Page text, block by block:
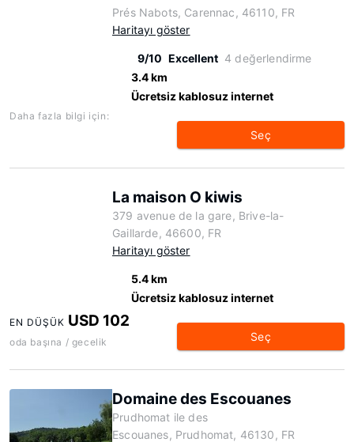
Prés Nabots, Carennac, 46110, FR
Haritayı göster
9/10 Excellent 4 değerlendirme
3.4 km
Ücretsiz kablosuz internet
Daha fazla bilgi için:
Seç
La maison O kiwis
379 avenue de la gare, Brive-la-
Gaillarde, 46600, FR
Haritayı göster
5.4 km
Ücretsiz kablosuz internet
EN DÜŞÜK USD 102
oda başına / gecelik Seç
Domaine des Escouanes
Prudhomat ile des
Escouanes, Prudhomat, 46130, FR